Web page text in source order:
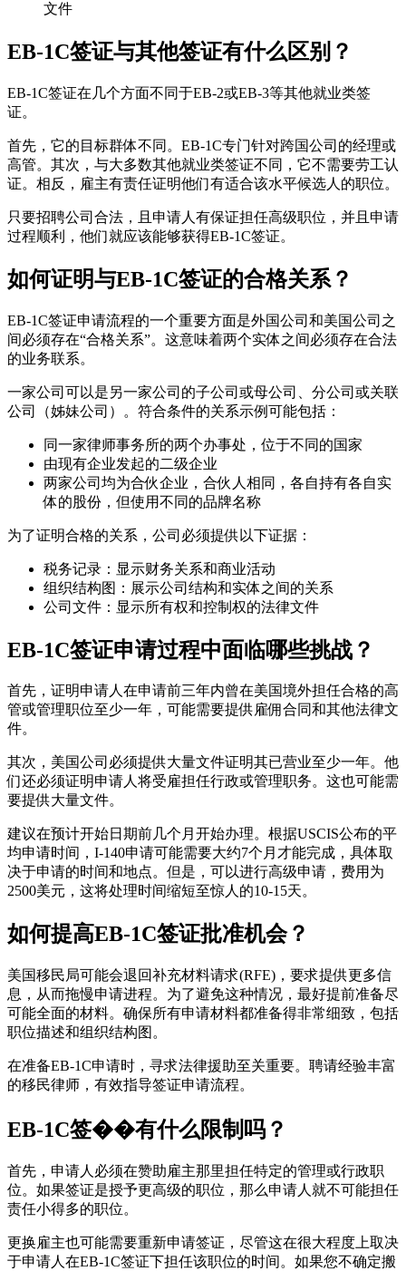
文件
EB-1C签证与其他签证有什么区别？
EB-1C签证在几个方面不同于EB-2或EB-3等其他就业类签
证。
首先，它的目标群体不同。EB-1C专门针对跨国公司的经理或
高管。其次，与大多数其他就业类签证不同，它不需要劳工认
证。相反，雇主有责任证明他们有适合该水平候选人的职位。
只要招聘公司合法，且申请人有保证担任高级职位，并且申请
过程顺利，他们就应该能够获得EB-1C签证。
如何证明与EB-1C签证的合格关系？
EB-1C签证申请流程的一个重要方面是外国公司和美国公司之
间必须存在“合格关系”。这意味着两个实体之间必须存在合法
的业务联系。
一家公司可以是另一家公司的子公司或母公司、分公司或关联
公司（姊妹公司）。符合条件的关系示例可能包括：
同一家律师事务所的两个办事处，位于不同的国家
由现有企业发起的二级企业
两家公司均为合伙企业，合伙人相同，各自持有各自实
体的股份，但使用不同的品牌名称
为了证明合格的关系，公司必须提供以下证据：
税务记录：显示财务关系和商业活动
组织结构图：展示公司结构和实体之间的关系
公司文件：显示所有权和控制权的法律文件
EB-1C签证申请过程中面临哪些挑战？
首先，证明申请人在申请前三年内曾在美国境外担任合格的高
管或管理职位至少一年，可能需要提供雇佣合同和其他法律文
件。
其次，美国公司必须提供大量文件证明其已营业至少一年。他
们还必须证明申请人将受雇担任行政或管理职务。这也可能需
要提供大量文件。
建议在预计开始日期前几个月开始办理。根据USCIS公布的平
均申请时间，I-140申请可能需要大约7个月才能完成，具体取
决于申请的时间和地点。但是，可以进行高级申请，费用为
2500美元，这将处理时间缩短至惊人的10-15天。
如何提高EB-1C签证批准机会？
美国移民局可能会退回补充材料请求(RFE)，要求提供更多信
息，从而拖慢申请进程。为了避免这种情况，最好提前准备尽
可能全面的材料。确保所有申请材料都准备得非常细致，包括
职位描述和组织结构图。
在准备EB-1C申请时，寻求法律援助至关重要。聘请经验丰富
的移民律师，有效指导签证申请流程。
EB-1C签��有什么限制吗？
首先，申请人必须在赞助雇主那里担任特定的管理或行政职
位。如果签证是授予更高级的职位，那么申请人就不可能担任
责任小得多的职位。
更换雇主也可能需要重新申请签证，尽管这在很大程度上取决
于申请人在EB-1C签证下担任该职位的时间。如果您不确定搬